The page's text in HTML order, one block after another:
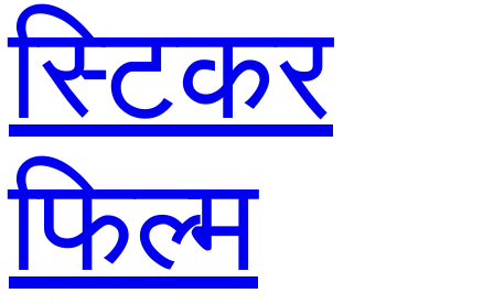
स्टिकर
फिल्म